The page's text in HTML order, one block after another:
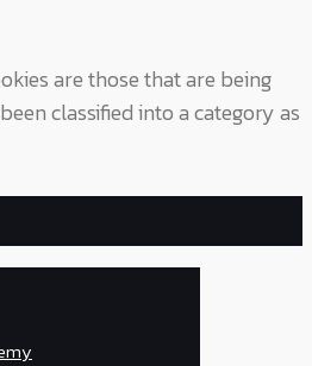
are those that are being
classified into a category as